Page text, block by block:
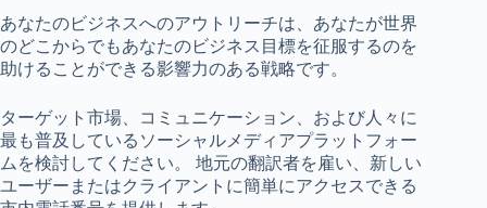
あなたのビジネスへのアウトリーチは、あなたが世界
のどこからでもあなたのビジネス目標を征服するのを
助けることができる影響力のある戦略です。
ターゲット市場、コミュニケーション、および人々に
最も普及しているソーシャルメディアプラットフォー
ムを検討してください。 地元の翻訳者を雇い、新しい
ユーザーまたはクライアントに簡単にアクセスできる